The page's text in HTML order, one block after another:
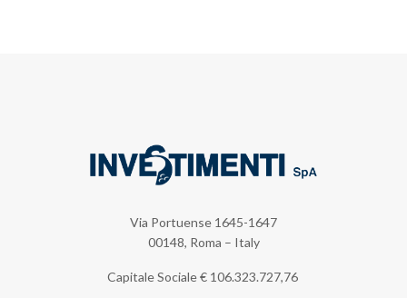
Via Portuense 1645-1647
00148, Roma – Italy
Capitale Sociale € 106.323.727,76